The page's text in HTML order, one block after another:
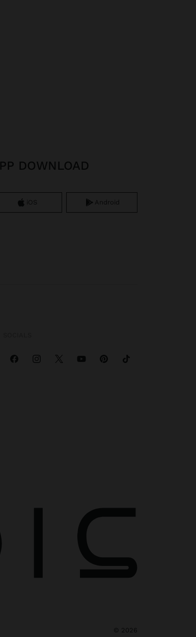
APP DOWNLOAD
iOS Android
© 2026